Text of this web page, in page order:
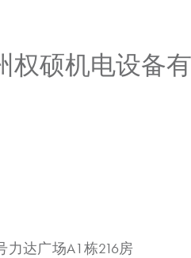
权硕机电设备
力达广场A1栋216房